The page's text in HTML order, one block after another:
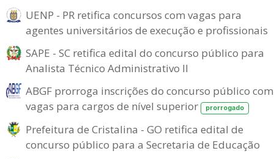
UENP - PR retifica concursos com vagas para
agentes universitários de execução e profissionais
SAPE - SC retifica edital do concurso público para
Analista Técnico Administrativo II
ABGF prorroga inscrições do concurso público com
vagas para cargos de nível superior
prorrogado
Prefeitura de Cristalina - GO retifica edital de
concurso público para a Secretaria de Educação